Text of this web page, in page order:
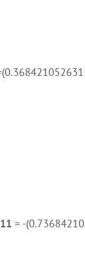
= -